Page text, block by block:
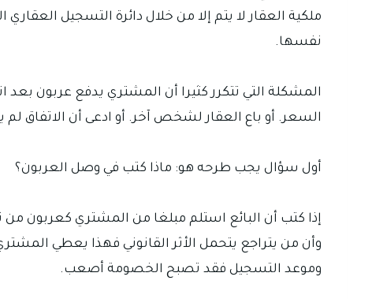
ملكية العقار لا يتم إلا من خلال دائرة التسجيل
نفسها.
المشكلة التي تتكرر كثيرا أن المشتري يدفع عربون
السعر. أو باع العقار لشخص آخر. أو ادعى أن الاتفاق لم
أول سؤال يجب طرحه هو: ماذا كتب في وصل العربون؟
إذا كتب أن البائع استلم مبلغا من المشتري كعربون
وأن من يتراجع يتحمل الأثر القانوني فهذا يعطي
وموعد التسجيل فقد تصبح الخصومة أصعب.